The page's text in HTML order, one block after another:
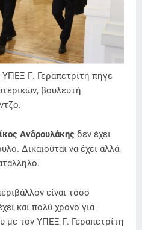
Γ. Γεραπετρίτη πήγε
βουλευτή
Ανδρουλάκης δεν έχει
Δικαιούται να έχει αλλά
είναι τόσο
και πολύ χρόνο για
με τον ΥΠΕΞ Γ. Γεραπετρίτη